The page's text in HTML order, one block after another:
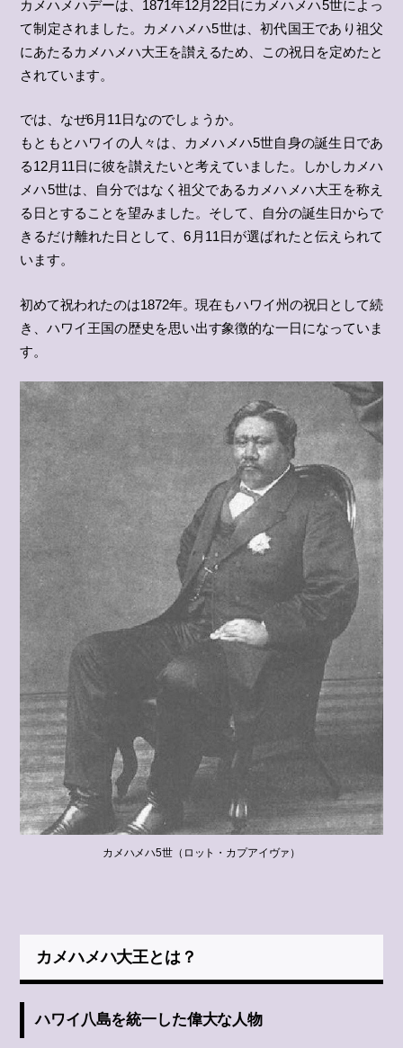
カメハメハデーは、1871年12月22日にカメハメハ5世によっ
て制定されました。カメハメハ5世は、初代国王であり祖父
にあたるカメハメハ大王を讃えるため、この祝日を定めたと
されています。
では、なぜ6月11日なのでしょうか。
もともとハワイの人々は、カメハメハ5世自身の誕生日であ
る12月11日に彼を讃えたいと考えていました。しかしカメハ
メハ5世は、自分ではなく祖父であるカメハメハ大王を称え
る日とすることを望みました。そして、自分の誕生日からで
きるだけ離れた日として、6月11日が選ばれたと伝えられて
います。
初めて祝われたのは1872年。現在もハワイ州の祝日として続
き、ハワイ王国の歴史を思い出す象徴的な一日になっていま
す。
カメハメハ5世（ロット・カプアイヴァ）
カメハメハ大王とは？
ハワイ八島を統一した偉大な人物